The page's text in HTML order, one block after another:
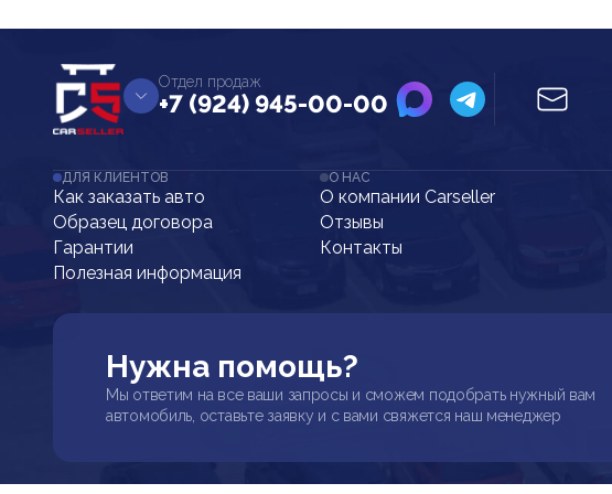
Отдел продаж
+7 (924) 945-00-00
ДЛЯ КЛИЕНТОВ
Как заказать авто
Образец договора
Гарантии
Полезная информация
О НАС
О компании Carseller
Отзывы
Контакты
Нужна помощь?
Мы ответим на все ваши запросы и сможем подобрать нужный вам
автомобиль, оставьте заявку и с вами свяжется наш менеджер